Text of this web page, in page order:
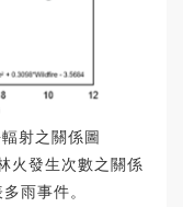
射之關係圖
火發生次數之關係
雨事件。